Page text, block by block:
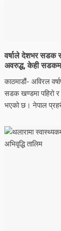
वर्षाले देशभर सडक
अवरुद्ध, केही सडकमा
काठमाडौं- अविरल
सडक खण्डमा पहिरो र
भएको छ। नेपाल